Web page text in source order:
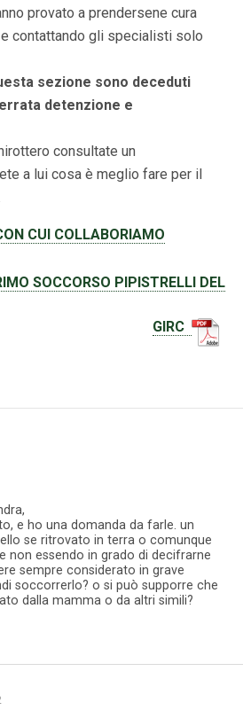
provato a prendersene cura
contattando gli specialisti solo
sezione sono deceduti
detenzione e
consultate un
a lui cosa è meglio fare per il
CUI COLLABORIAMO
SOCCORSO PIPISTRELLI DEL
GIRC
e ho una domanda da farle. un
se ritrovato in terra o comunque
non essendo in grado di decifrarne
sempre considerato in grave
soccorrerlo? o si può supporre che
dalla mamma o da altri simili?